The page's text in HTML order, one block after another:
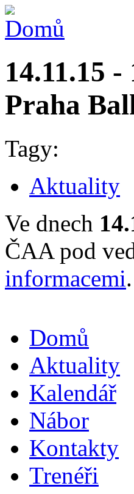
14.11.15
Praha
Tagy:
Aktuality
Ve dnech
ČAA pod
informacemi.
Domů
Aktuality
Kalendář
Nábor
Kontakty
Trenéři